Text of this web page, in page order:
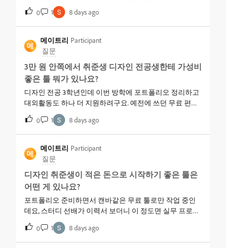
았어요?" 라고 물어보시더라구요. 저는 지금까지 노션이랑
구글드라이브로 초안 공유하고, 슬랙으로 코멘트 받는 식
으로만 해왔는데, 저렇게 물어보시니 이게 표준적인 방식
이 맞는지 헷갈리기 시작했어요. 특히 초안 공유할 때 화질
이나 용량은 어떻게 맞추고, 피드백 받은 다음 최종본은 어
떤 형태로 넘겨야 프로페셔널해 보이는지 궁금합니다. 에
이전시들이 실제로 쓰는 흐름이 궁금해요.
0 1 8 days ago
메
메이트리 Participant
질문
3만 원 안쪽에서 취준생 디자인 전공생한테 가성비
좋은 툴 뭐가 있나요?
디자인 전공 3학년인데 이번 방학에 포트폴리오 정리하고
대외활동도 하나 더 지원하려구요. 예전에 쓰던 무료 편집
앱들로는 포트폴리오 사진 보정이나 자소서에 넣을 카드
뉴스가 자꾸 어중간하게 나와서, 선배한테 물어봤더니 이
정도 스펙이면 정식 툴 하나는 있어야 한다고 하더라구
요. 근데 학생이라 예산이 빠듯해서, 3만 원 안쪽에서 쓸 수
있는 가성비 좋은 디자인 툴이 있는지 궁금해요. 포트폴리
오랑 대외활동 자료 둘 다 커버되면 좋을 거 같아요.
0 1 8 days ago
메
메이트리 Participant
질문
디자인 취준생이 적은 돈으로 시작하기 좋은 툴은
어떤 게 있나요?
포트폴리오 준비하면서 캔바같은 무료 툴로만 작업 중인
데요, 스터디 선배가 이력서 보더니 이 정도면 실무 프로그
램 안 써본 티가 난다고 하더라구요. 저는 학생이라 돈 여유
가 별로 없어서 무료 툴 위주로 버텨온 거 같은데, 채용 공
고 보면 포토샵이나 일러스트레이터 다룰 줄 아는지 물어
0 1 8 days ago